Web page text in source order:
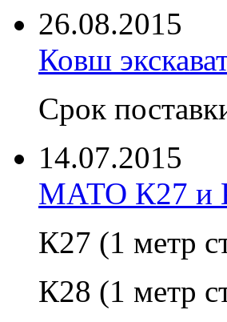
26.08.2015
Ковш
Срок
14.07.2015
МАТО К27 и
К27 (1 метр
К28 (1 метр